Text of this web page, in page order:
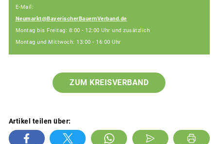
E-Mail:
Neumarkt@BayerischerBauernVerband.de
Montag bis Freitag: 8:00 - 12:00 Uhr und zusätzlich
Montag und Mittwoch: 13:00 - 16:00 Uhr
ZUM KREISVERBAND
Artikel teilen über: